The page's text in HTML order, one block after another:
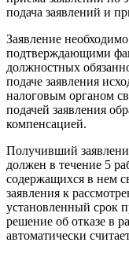
подача заявлений и
Заявление
подтверждающими
должностных
подаче заявления
налоговым органом
подачей заявления
компенсацией.
Получивший
должен в течение 5
содержащихся в нем
заявления к
установленный срок
решение об отказе в
автоматически